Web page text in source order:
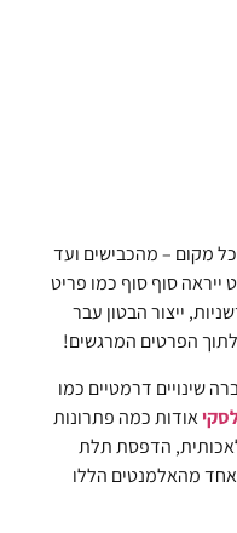
מקום – מהכבישים ועד
ייראה סוף סוף כמו פריט
ייצור הבטון עבר
לתוך הפרטים המרגשים!
שינויים דרמטיים כמו
אודות כמה פתרונות
הדפסת תלת
מהאלמנטים הללו